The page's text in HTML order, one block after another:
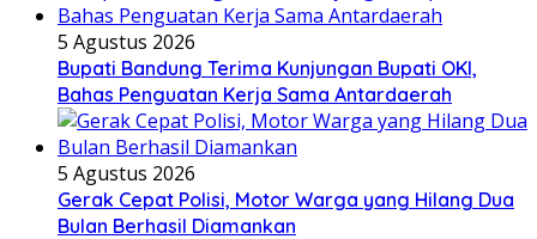
5 Agustus 2026
Bupati Bandung Terima Kunjungan Bupati OKI,
Bahas Penguatan Kerja Sama Antardaerah
5 Agustus 2026
Gerak Cepat Polisi, Motor Warga yang Hilang Dua
Bulan Berhasil Diamankan